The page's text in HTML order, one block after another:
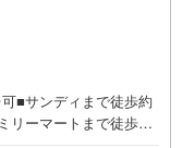
■サンディまで徒歩約
リーマートまで徒歩約